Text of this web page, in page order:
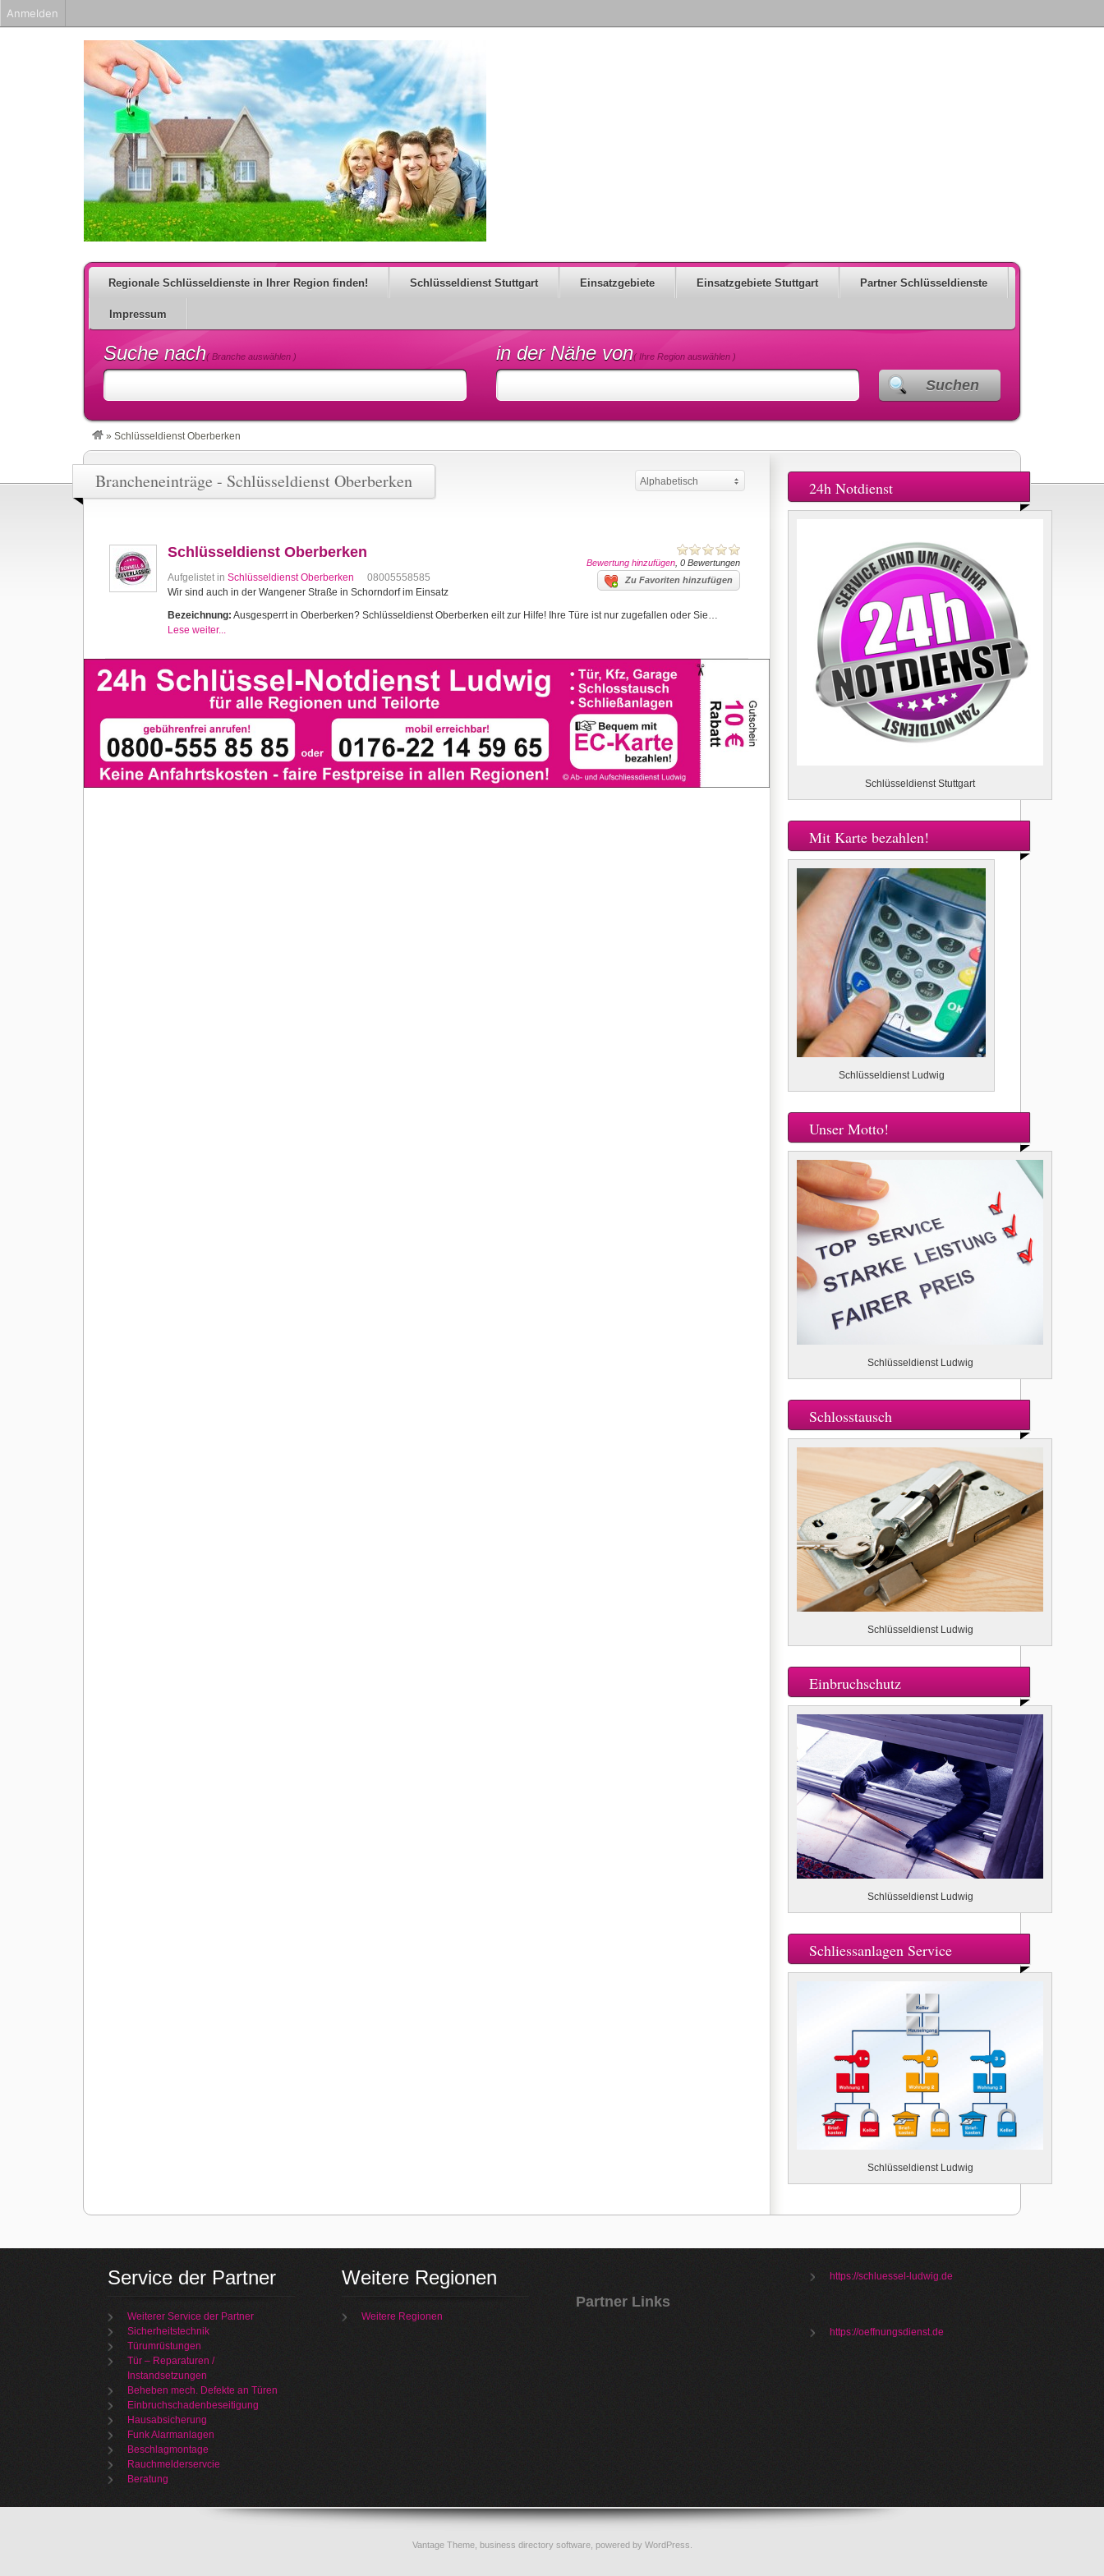
Regionale Schlüsseldienste in Ihrer Region finden! Schlüsseldienst Stuttgart Einsatzgebiete Einsatzgebiete Stuttgart Partner Schlüsseldienste
Impressum
Suche nach( Branche auswählen ) in der Nähe von( Ihre Region auswählen )
Suchen
» Schlüsseldienst Oberberken
Brancheneinträge - Schlüsseldienst Oberberken Alphabetisch
Bewertung hinzufügen , 0 Bewertungen
Schlüsseldienst Oberberken
Aufgelistet in Schlüsseldienst Oberberken Zu Favoriten hinzufügen
08005558585
Wir sind auch in der Wangener Straße in Schorndorf im Einsatz
Bezeichnung: Ausgesperrt in Oberberken? Schlüsseldienst Oberberken eilt zur Hilfe! Ihre Türe ist nur zugefallen oder Sie…
Lese weiter...
24h Notdienst
Schlüsseldienst Stuttgart
Mit Karte bezahlen!
Schlüsseldienst Ludwig
Unser Motto!
Schlüsseldienst Ludwig
Schlosstausch
Schlüsseldienst Ludwig
Einbruchschutz
Schlüsseldienst Ludwig
Schliessanlagen Service
Schlüsseldienst Ludwig
Service der Partner
Weiterer Service der Partner
Sicherheitstechnik
Türumrüstungen
Tür – Reparaturen /
Instandsetzungen
Beheben mech. Defekte an Türen
Einbruchschadenbeseitigung
Hausabsicherung
Funk Alarmanlagen
Beschlagmontage
Rauchmelderservcie
Beratung
Weitere Regionen
Weitere Regionen
Partner Links
https://schluessel-ludwig.de
https://oeffnungsdienst.de
Vantage Theme, business directory software, powered by WordPress
Anmelden